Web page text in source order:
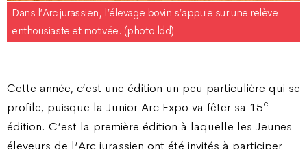
Dans l’Arc jurassien, l’élevage bovin s’appuie sur une relève
enthousiaste et motivée. (photo ldd)
Cette année, c’est une édition un peu particulière qui se
profile, puisque la Junior Arc Expo va fêter sa 15e
édition. C’est la première édition à laquelle les Jeunes
éleveurs de l’Arc jurassien ont été invités à participer